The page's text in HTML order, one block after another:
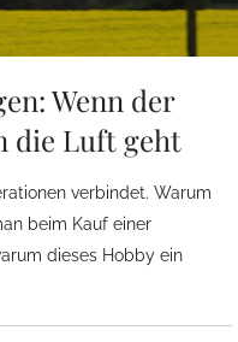
Wenn der
die Luft geht
verbindet. Warum
beim Kauf einer
dieses Hobby ein